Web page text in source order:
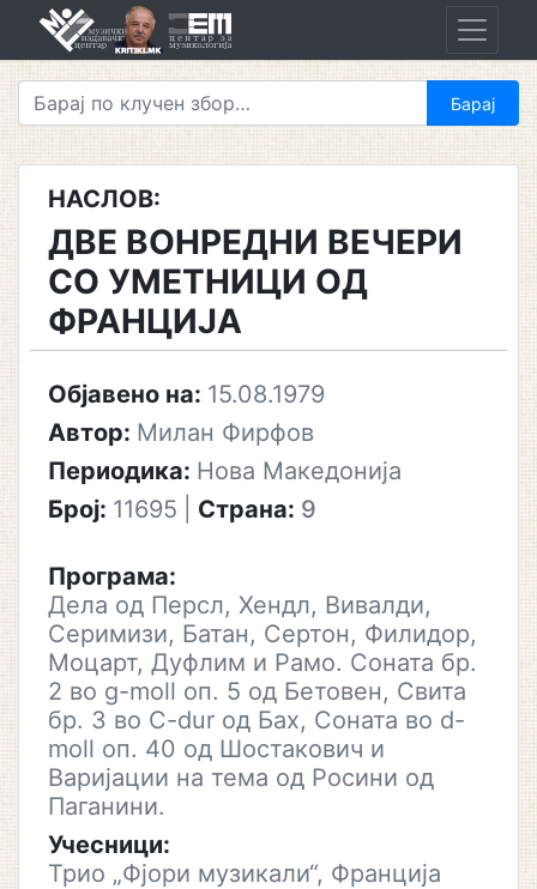
НАСЛОВ:
ДВЕ ВОНРЕДНИ ВЕЧЕРИ
СО УМЕТНИЦИ ОД
ФРАНЦИЈА
Објавено на: 15.08.1979
Автор: Милан Фирфов
Периодика: Нова Македонија
Број: 11695 Страна: 9
Програма:
Дела од Персл, Хендл, Вивалди,
Серимизи, Батан, Сертон, Филидор,
Моцарт, Дуфлим и Рамо. Соната бр.
2 во g-moll оп. 5 од Бетовен, Свита
бр. 3 во C-dur од Бах, Соната во d-
moll оп. 40 од Шостакович и
Варијации на тема од Росини од
Паганини.
Учесници:
Трио „Фјори музикали“, Франција